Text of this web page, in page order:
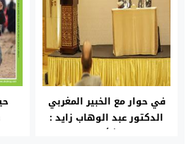
في حوار مع الخبير المغربي
الدكتور عبد الوهاب زايد :
يؤكد المنشأ المغربي من